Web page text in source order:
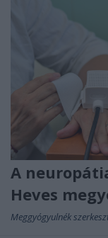
A
Heves
Meggyógyulnék